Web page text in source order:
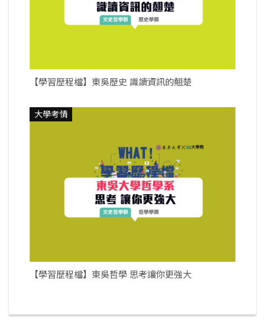
【學習歷程檔】東吳歷史 識讀資訊的翹楚
大學考情
【學習歷程檔】東吳哲學 思考讓你更強大